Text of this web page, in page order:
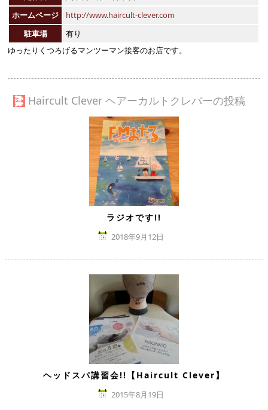
ホームページ
http://www.haircult-clever.com
駐車場
有り
ゆったりくつろげるマンツーマン接客のお店です。
Haircult Clever ヘアーカルトクレバーの投稿
ラジオです!!
2018年9月12日
ヘッドスパ講習会!!【Haircult Clever】
2015年8月19日